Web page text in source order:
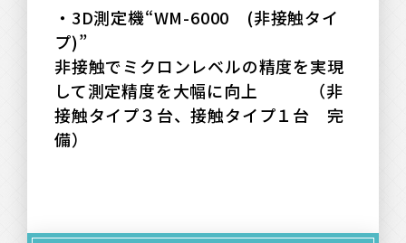
・3D測定機“WM-6000
(非接触タイ
プ)”
非接触でミクロンレベルの精度を実現
して測定精度を大幅に向上 （非
接触タイプ３台、接触タイプ１台 完
備）